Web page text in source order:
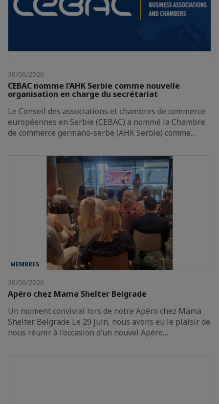
30/06/2026
CEBAC nomme l’AHK Serbie comme nouvelle
organisation en charge du secrétariat
Le Conseil des associations et chambres de commerce
européennes en Serbie (CEBAC) a nommé la Chambre
de commerce germano-serbe (AHK Serbie) comme…
MEMBRES
30/06/2026
Apéro chez Mama Shelter Belgrade
Un moment convivial lors de notre Apéro chez Mama
Shelter Belgrade Le 29 juin, nous avons eu le plaisir de
nous réunir à l’occasion d’un nouvel Apéro…